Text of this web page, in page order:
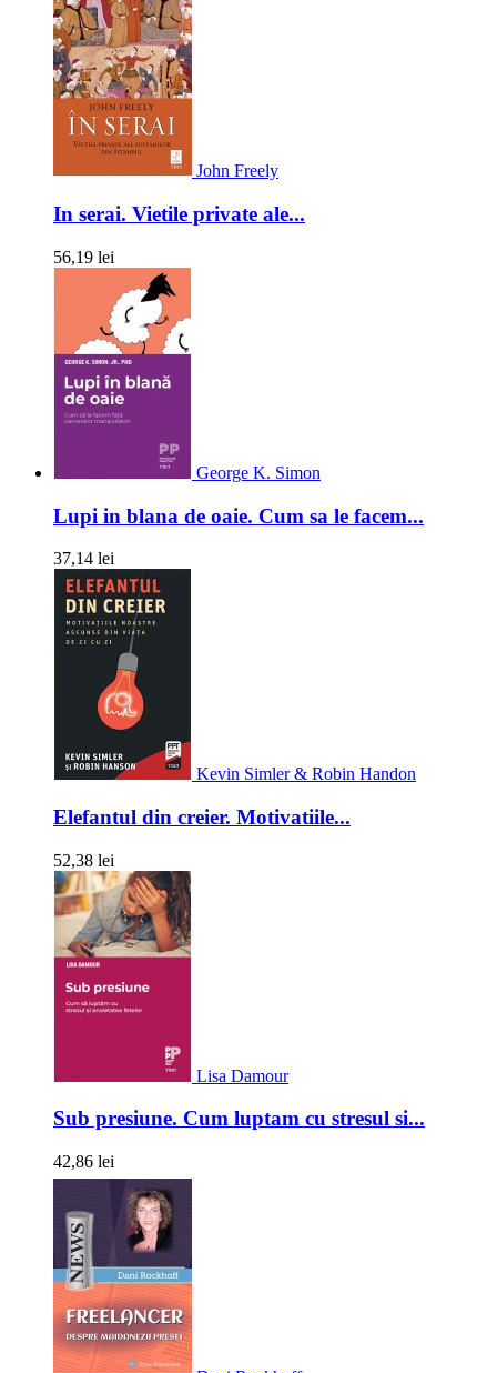
John Freely
In serai. Vietile private ale...
56,19 lei
George K. Simon
Lupi in blana de oaie. Cum sa le facem...
37,14 lei
Kevin Simler & Robin Handon
Elefantul din creier. Motivatiile...
52,38 lei
Lisa Damour
Sub presiune. Cum luptam cu stresul si...
42,86 lei